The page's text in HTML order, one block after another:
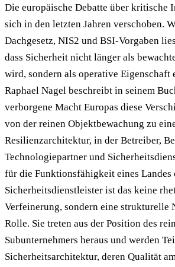
Die europäische Debatte über kritische
sich in den letzten Jahren verschoben.
Dachgesetz, NIS2 und BSI-Vorgaben
dass Sicherheit nicht länger als
wird, sondern als operative Eigenschaft
Raphael Nagel beschreibt in seinem
verborgene Macht Europas diese
von der reinen Objektbewachung zu
Resilienzarchitektur, in der Betreiber,
Technologiepartner und
für die Funktionsfähigkeit eines Landes
Sicherheitsdienstleister ist das keine
Verfeinerung, sondern eine strukturelle
Rolle. Sie treten aus der Position des
Subunternehmers heraus und werden
Sicherheitsarchitektur, deren Qualität